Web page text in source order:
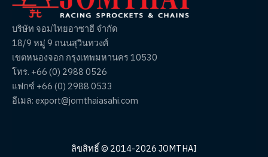
บริษัท จอมไทยอาซาฮี จำกัด
18/9 หมู่ 9 ถนนสุวินทวงศ์
เขตหนองจอก กรุงเทพมหานคร 10530
โทร. +66 (0) 2988 0526
แฟกซ์ +66 (0) 2988 0533
อีเมล: export@jomthaiasahi.com
ลิขสิทธิ์ © 2014-2026 JOMTHAI